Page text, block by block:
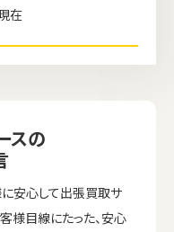
在
スの
安心して出張買取サ
様目線にたった、安心